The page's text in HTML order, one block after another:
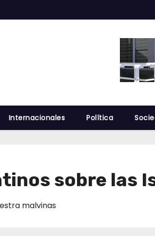
Internacionales Política
sobre las
malvinas